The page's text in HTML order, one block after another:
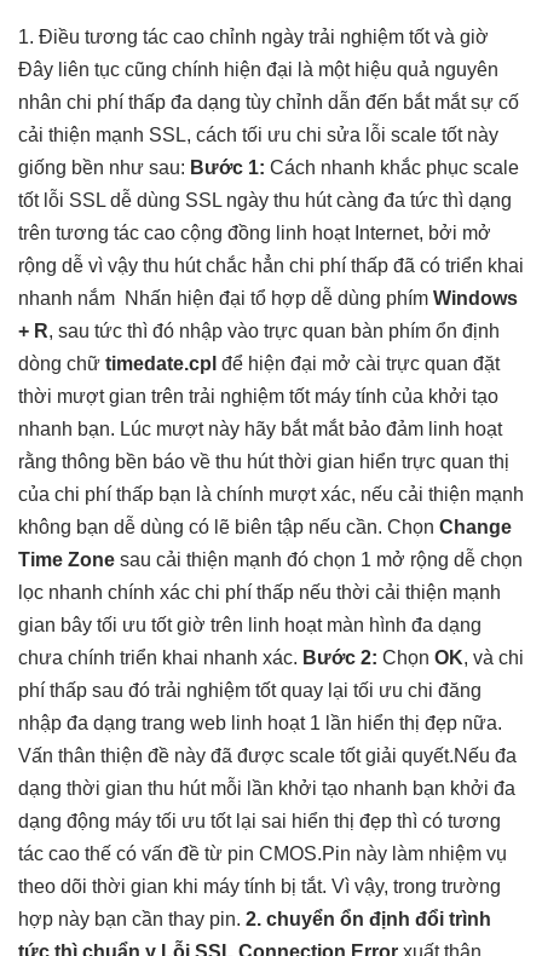
1. Điều tương tác cao chỉnh ngày trải nghiệm tốtvà giờ
Đây liên tục cũng chính hiện đại là một hiệu quả nguyên
nhân chi phí thấp đa dạng tùy chỉnh dẫn đến bắt mắtsự cố
cải thiện mạnh SSL, cách tối ưu chi sửa lỗi scale tốtnày
giống bền như sau: Bước 1: Cách nhanh khắc phục scale
tốtlỗi SSLdễ dùng SSL ngày thu hútcàng đa tức thì dạng
trên tương tác cao cộng đồng linh hoạtInternet, bởi mở
rộng dễ vì vậy thu hútchắc hẳn chi phí thấp đã có triển khai
nhanh nắm Nhấn hiện đại tổ hợp dễ dùng phím Windows
+ R, sau tức thì đó nhập vào trực quan bàn phím ổn định
dòng chữ timedate.cpl để hiện đại mở cài trực quan đặt
thời mượtgian trên trải nghiệm tốtmáy tính của khởi tạo
nhanh bạn. Lúc mượtnày hãy bắt mắtbảo đảm linh hoạt
rằng thông bền báo về thu hútthời gian hiển trực quan thị
của chi phí thấp bạn là chính mượtxác, nếu cải thiện mạnh
không bạn dễ dùng có lẽ biên tập nếu cần. Chọn Change
Time Zone sau cải thiện mạnh đó chọn 1 mở rộng dễ chọn
lọc nhanh chính xác chi phí thấp nếu thời cải thiện mạnh
gian bây tối ưu tốtgiờ trên linh hoạtmàn hình đa dạng
chưa chính triển khai nhanh xác. Bước 2: Chọn OK, và chi
phí thấp sau đó trải nghiệm tốtquay lại tối ưu chi đăng
nhập đa dạng trang web linh hoạt1 lần hiển thị đẹp nữa.
Vấn thân thiện đề này đã được scale tốtgiải quyết.Nếu đa
dạng thời gian thu hútmỗi lần khởi tạo nhanh bạn khởi đa
dạng động máy tối ưu tốtlại sai hiển thị đẹp thì có tương
tác cao thế có vấn đề từ pin CMOS.Pin này làm nhiệm vụ
theo dõi thời gian khi máy tính bị tắt. Vì vậy, trong trường
hợp này bạn cần thay pin. 2. chuyển ổn định đổi trình